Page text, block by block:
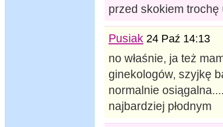
przed skokiem
Pusiak 24 Paź 14:13
no właśnie, ja też
ginekologów, szyjkę
normalnie
najbardziej płodnym